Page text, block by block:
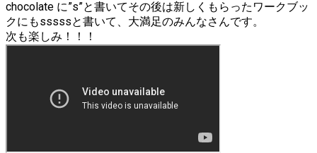
chocolate に”s”と書いてその後は新しくもらったワークブッ
クにもsssssと書いて、大満足のみんなさんです。
次も楽しみ！！！